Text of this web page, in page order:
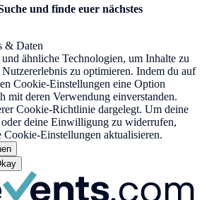
und finde euer nächstes
& Daten
ähnliche Technologien, um Inhalte zu
zu optimieren. Indem du auf
Cookie-Einstellungen eine Option
mit deren Verwendung einverstanden.
Cookie-Richtlinie dargelegt. Um deine
deine Einwilligung zu widerrufen,
Cookie-Einstellungen aktualisieren.